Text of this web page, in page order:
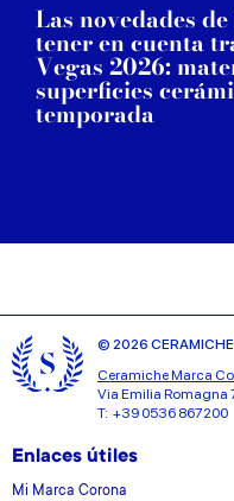
Las novedades
tener en cuenta
Vegas 2026:
superficies
temporada
© 2026 CERAMICHE
Ceramiche Marca
Via Emilia Romagna
T: +39 0536 867200
Enlaces útiles
Mi Marca Corona